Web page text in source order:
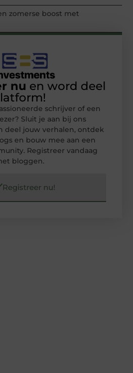
zomerse boost met
nu en word deel
schrijver of een
Sluit je aan bij ons
deel jouw verhalen, ontdek
en bouw mee aan een
Registreer vandaag
bloggen.
Registreer nu!